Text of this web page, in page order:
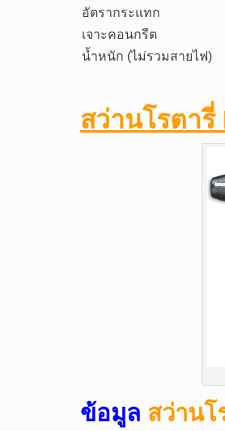
อัตรากระแทก
เจาะคอนกรีต
น้ำหนัก (ไม่รวมสายไฟ)
สว่านโรตารี่
ข้อมูล สว่านโ